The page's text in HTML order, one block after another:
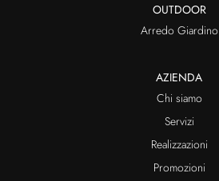
OUTDOOR
Arredo Giardino
AZIENDA
Chi siamo
Servizi
Realizzazioni
Promozioni